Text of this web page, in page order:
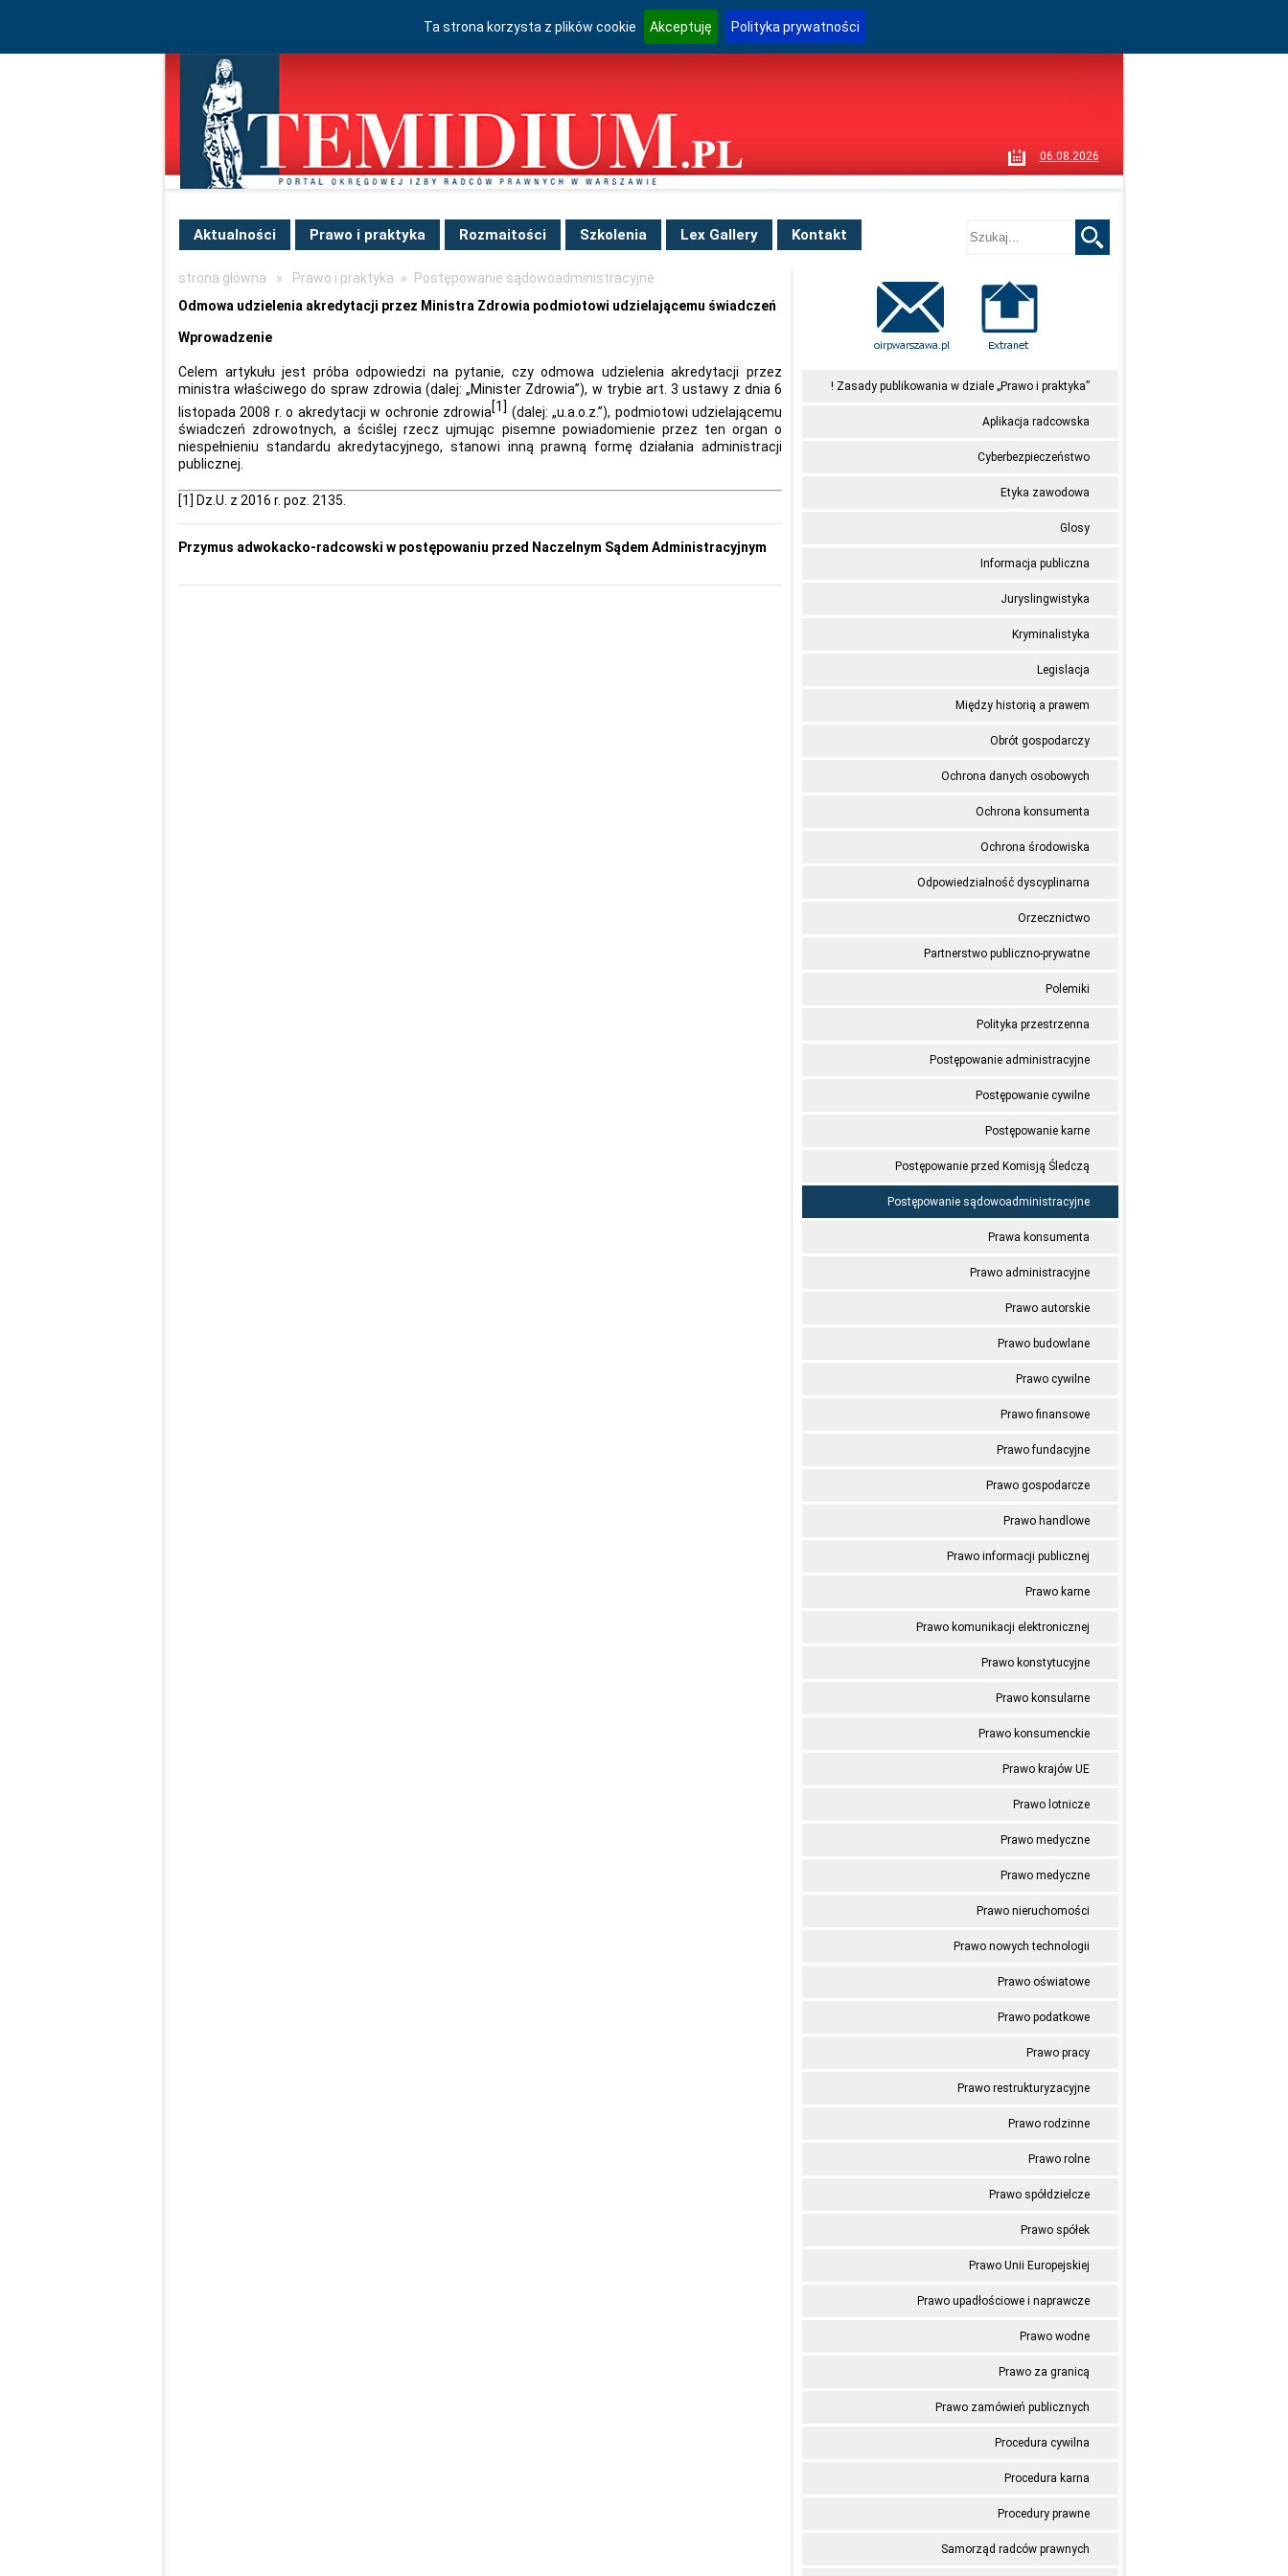
Ta strona korzysta z plików cookie Akceptuję Polityka prywatności
06.08.2026
Aktualności Prawo i praktyka Rozmaitości Szkolenia Lex Gallery Kontakt
strona główna » Prawo i praktyka »
Postępowanie sądowoadministracyjne
Odmowa udzielenia akredytacji przez Ministra Zdrowia podmiotowi udzielającemu świadczeń
Wprowadzenie
Celem artykułu jest próba odpowiedzi na pytanie, czy odmowa udzielenia akredytacji przez
ministra właściwego do spraw zdrowia (dalej: „Minister Zdrowia”), w trybie art. 3 ustawy z dnia 6
listopada 2008 r. o akredytacji w ochronie zdrowia[1] (dalej: „u.a.o.z.”), podmiotowi udzielającemu
świadczeń zdrowotnych, a ściślej rzecz ujmując pisemne powiadomienie przez ten organ o
niespełnieniu standardu akredytacyjnego, stanowi inną prawną formę działania administracji
publicznej.
[1] Dz.U. z 2016 r. poz. 2135.
Przymus adwokacko-radcowski w postępowaniu przed Naczelnym Sądem Administracyjnym
! Zasady publikowania w dziale „Prawo i praktyka”
Aplikacja radcowska
Cyberbezpieczeństwo
Etyka zawodowa
Glosy
Informacja publiczna
Juryslingwistyka
Kryminalistyka
Legislacja
Między historią a prawem
Obrót gospodarczy
Ochrona danych osobowych
Ochrona konsumenta
Ochrona środowiska
Odpowiedzialność dyscyplinarna
Orzecznictwo
Partnerstwo publiczno-prywatne
Polemiki
Polityka przestrzenna
Postępowanie administracyjne
Postępowanie cywilne
Postępowanie karne
Postępowanie przed Komisją Śledczą
Postępowanie sądowoadministracyjne
Prawa konsumenta
Prawo administracyjne
Prawo autorskie
Prawo budowlane
Prawo cywilne
Prawo finansowe
Prawo fundacyjne
Prawo gospodarcze
Prawo handlowe
Prawo informacji publicznej
Prawo karne
Prawo komunikacji elektronicznej
Prawo konstytucyjne
Prawo konsularne
Prawo konsumenckie
Prawo krajów UE
Prawo lotnicze
Prawo medyczne
Prawo medyczne
Prawo nieruchomości
Prawo nowych technologii
Prawo oświatowe
Prawo podatkowe
Prawo pracy
Prawo restrukturyzacyjne
Prawo rodzinne
Prawo rolne
Prawo spółdzielcze
Prawo spółek
Prawo Unii Europejskiej
Prawo upadłościowe i naprawcze
Prawo wodne
Prawo za granicą
Prawo zamówień publicznych
Procedura cywilna
Procedura karna
Procedury prawne
Samorząd radców prawnych